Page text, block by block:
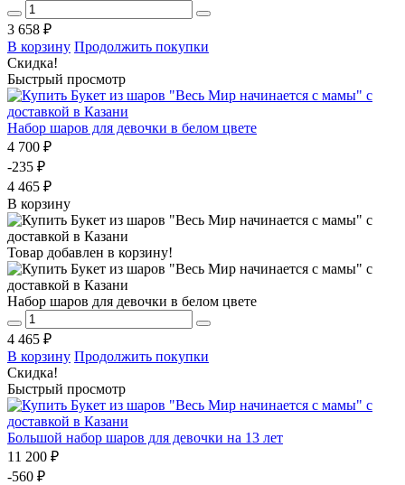
3 658 ₽
В корзину Продолжить покупки
Скидка!
Быстрый просмотр
Набор шаров для девочки в белом цвете
4 700 ₽
-235 ₽
4 465 ₽
В корзину
Товар добавлен в корзину!
Набор шаров для девочки в белом цвете
4 465 ₽
В корзину Продолжить покупки
Скидка!
Быстрый просмотр
Большой набор шаров для девочки на 13 лет
11 200 ₽
-560 ₽